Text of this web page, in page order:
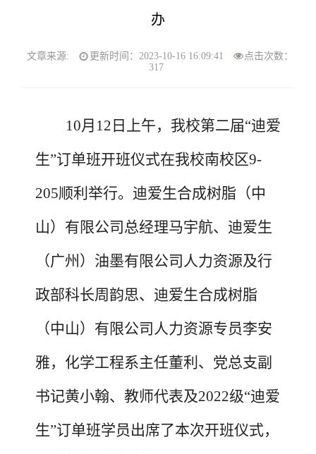
办
文章来源: 更新时间：2023-10-16 16:09:41
点击次数：
317
10月12日上午，我校第二届“迪爱
生”订单班开班仪式在我校南校区9-
205顺利举行。迪爱生合成树脂（中
山）有限公司总经理马宇航、迪爱生
（广州）油墨有限公司人力资源及行
政部科长周韵思、迪爱生合成树脂
（中山）有限公司人力资源专员李安
雅，化学工程系主任董利、党总支副
书记黄小翰、教师代表及2022级“迪爱
生”订单班学员出席了本次开班仪式，